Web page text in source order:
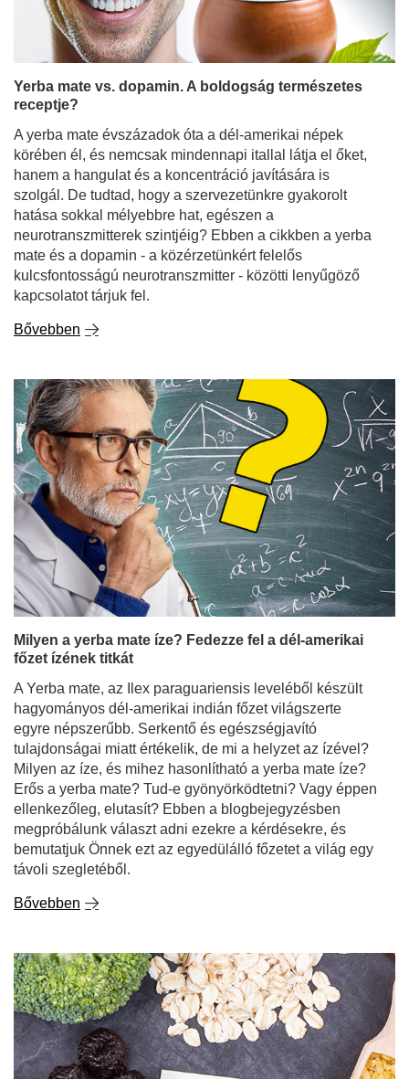
Yerba mate vs. dopamin. A boldogság természetes
receptje?
A yerba mate évszázadok óta a dél-amerikai népek
körében él, és nemcsak mindennapi itallal látja el őket,
hanem a hangulat és a koncentráció javítására is
szolgál. De tudtad, hogy a szervezetünkre gyakorolt
hatása sokkal mélyebbre hat, egészen a
neurotranszmitterek szintjéig? Ebben a cikkben a yerba
mate és a dopamin - a közérzetünkért felelős
kulcsfontosságú neurotranszmitter - közötti lenyűgöző
kapcsolatot tárjuk fel.
Bővebben
Milyen a yerba mate íze? Fedezze fel a dél-amerikai
főzet ízének titkát
A Yerba mate, az Ilex paraguariensis leveléből készült
hagyományos dél-amerikai indián főzet világszerte
egyre népszerűbb. Serkentő és egészségjavító
tulajdonságai miatt értékelik, de mi a helyzet az ízével?
Milyen az íze, és mihez hasonlítható a yerba mate íze?
Erős a yerba mate? Tud-e gyönyörködtetni? Vagy éppen
ellenkezőleg, elutasít? Ebben a blogbejegyzésben
megpróbálunk választ adni ezekre a kérdésekre, és
bemutatjuk Önnek ezt az egyedülálló főzetet a világ egy
távoli szegletéből.
Bővebben